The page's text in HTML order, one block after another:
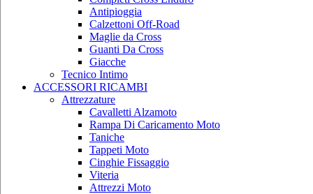
Antipioggia
Calzettoni Off-Road
Maglie da Cross
Guanti Da Cross
Giacche
Tecnico Intimo
ACCESSORI RICAMBI
Attrezzature
Cavalletti Alzamoto
Rampa Di Caricamento Moto
Taniche
Tappeti Moto
Cinghie Fissaggio
Viteria
Attrezzi Moto